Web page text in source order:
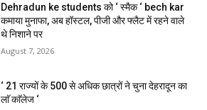
Dehradun ke students को ‘ स्मैक ‘ bech kar
कमाया मुनाफा, अब हॉस्टल, पीजी और फ्लैट में रहने वाले
थे निशाने पर
August 7, 2026
‘ 21 राज्यों के 500 से अधिक छात्रों ने चुना देहरादून का
लाॅ काॅलेज ‘